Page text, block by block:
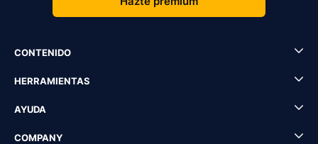
CONTENIDO
HERRAMIENTAS
AYUDA
COMPANY